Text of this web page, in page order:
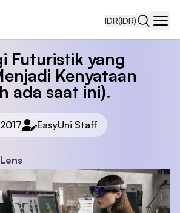
IDR(IDR)
Futuristik yang
Kenyataan
ada saat ini).
EasyUni Staff